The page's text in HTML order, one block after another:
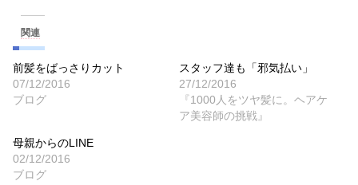
関連
前髪をばっさりカット
07/12/2016
ブログ
スタッフ達も「邪気払い」
27/12/2016
『1000人をツヤ髪に。ヘアケ
ア美容師の挑戦』
母親からのLINE
02/12/2016
ブログ